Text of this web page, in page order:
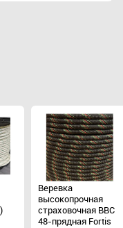
Веревка
высокопрочная
страховочная ВВС
48-прядная Fortis